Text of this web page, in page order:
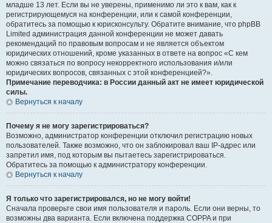
младше 13 лет. Если вы не уверены, применимо ли это к вам, как к
регистрирующемуся на конференции, или к самой конференции,
обратитесь за помощью к юрисконсульту. Обратите внимание, что phpBB
Limited администрация данной конференции не может давать
рекомендаций по правовым вопросам и не является объектом
юридических отношений, кроме указанных в ответе на вопрос «С кем
можно связаться по вопросу некорректного использования и/или
юридических вопросов, связанных с этой конференцией?».
Примечание переводчика: в России данный акт не имеет юридической
силы.
Вернуться к началу
Почему я не могу зарегистрироваться?
Возможно, администратор конференции отключил регистрацию новых
пользователей. Также возможно, что он заблокировал ваш IP-адрес или
запретил имя, под которым вы пытаетесь зарегистрироваться.
Обратитесь за помощью к администратору конференции.
Вернуться к началу
Я только что зарегистрировался, но не могу войти!
Сначала проверьте свои имя пользователя и пароль. Если они верны, то
возможны два варианта. Если включена поддержка COPPA и при